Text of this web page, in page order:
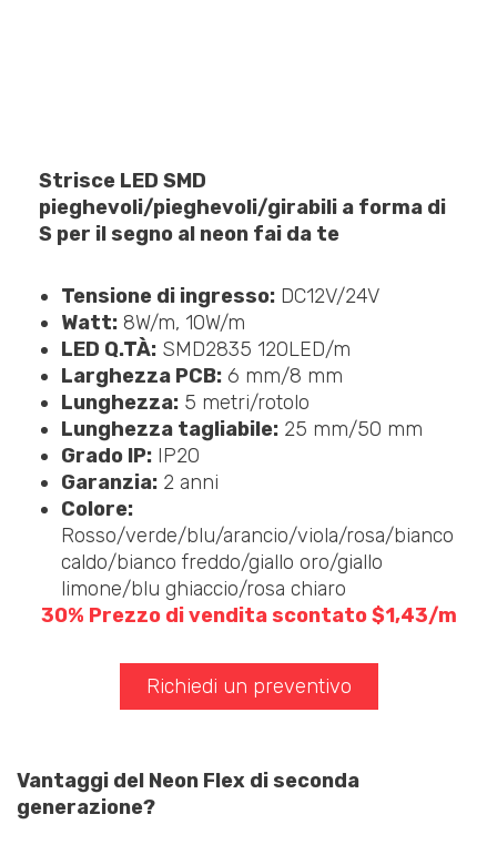
Strisce LED SMD
pieghevoli/pieghevoli/girabili a forma di
S per il segno al neon fai da te
Tensione di ingresso: DC12V/24V
Watt: 8W/m, 10W/m
LED Q.TÀ: SMD2835 120LED/m
Larghezza PCB: 6 mm/8 mm
Lunghezza: 5 metri/rotolo
Lunghezza tagliabile: 25 mm/50 mm
Grado IP: IP20
Garanzia: 2 anni
Colore:
Rosso/verde/blu/arancio/viola/rosa/bianco
caldo/bianco freddo/giallo oro/giallo
limone/blu ghiaccio/rosa chiaro
30% Prezzo di vendita scontato $1,43/m
Richiedi un preventivo
Vantaggi del Neon Flex di seconda
generazione?